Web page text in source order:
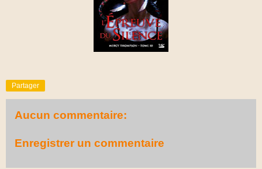
Partager
Aucun commentaire:
Enregistrer un commentaire